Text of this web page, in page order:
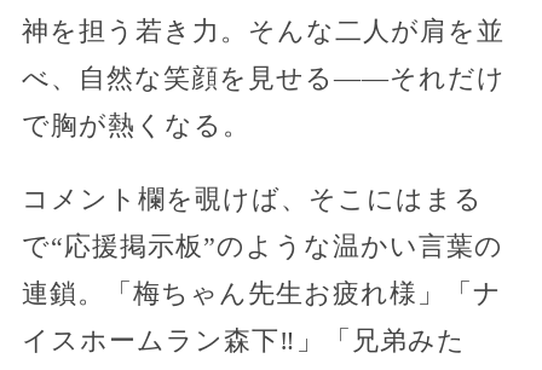
神を担う若き力。そんな二人が肩を並
べ、自然な笑顔を見せる——それだけ
で胸が熱くなる。
コメント欄を覗けば、そこにはまる
で“応援掲示板”のような温かい言葉の
連鎖。「梅ちゃん先生お疲れ様」「ナ
イスホームラン森下‼️」「兄弟みた